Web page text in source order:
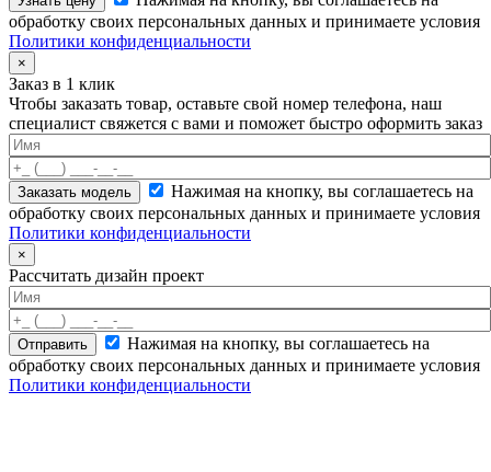
обработку своих персональных данных и принимаете условия
Политики конфиденциальности
×
Заказ в 1 клик
Чтобы заказать товар, оставьте свой номер телефона, наш
специалист свяжется с вами и поможет быстро оформить заказ
Нажимая на кнопку, вы соглашаетесь на
обработку своих персональных данных и принимаете условия
Политики конфиденциальности
×
Рассчитать дизайн проект
Нажимая на кнопку, вы соглашаетесь на
обработку своих персональных данных и принимаете условия
Политики конфиденциальности